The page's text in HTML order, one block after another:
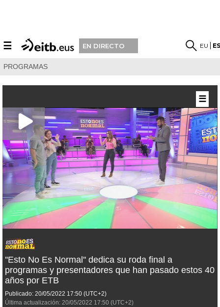
☰ EN DIRECTO EU
PROGRAMAS
''Esto No Es Normal'' dedica su roda final a
programas y presentadores que han pasado estos 40
años por ETB
Publicado: 20/05/2022 17:50 (UTC+2)
Última actualización: 20/05/2022 17:50 (UTC+2)
☰